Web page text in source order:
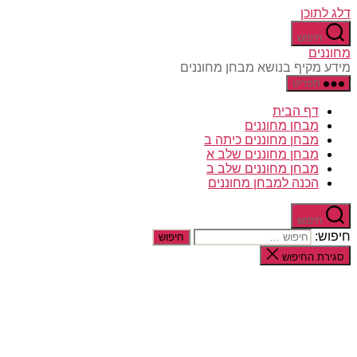
דלג לתוכן
חיפוש
מחוננים
מידע מקיף בנושא מבחן מחוננים
תפריט
דף הבית
מבחן מחוננים
מבחן מחוננים כיתה ב
מבחן מחוננים שלב א
מבחן מחוננים שלב ב
הכנה למבחן מחוננים
חיפוש
חיפוש:
סגירת החיפוש